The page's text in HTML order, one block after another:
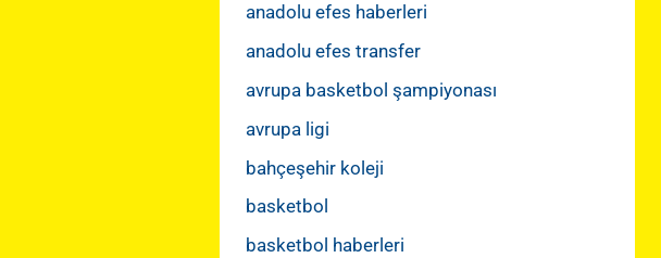
anadolu efes haberleri
anadolu efes transfer
avrupa basketbol şampiyonası
avrupa ligi
bahçeşehir koleji
basketbol
basketbol haberleri